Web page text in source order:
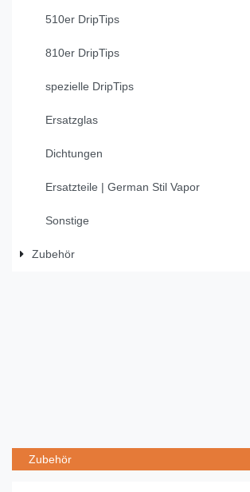
510er DripTips
810er DripTips
spezielle DripTips
Ersatzglas
Dichtungen
Ersatzteile | German Stil Vapor
Sonstige
Zubehör
Zubehör